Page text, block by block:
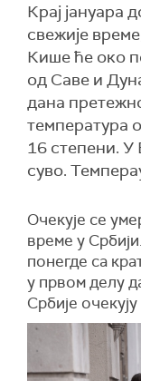
Крај јануара
свежије
Кише ће око
од Саве и
дана
температура
16 степени.
суво.
Очекује се
време у
понегде са
у првом делу
Србије